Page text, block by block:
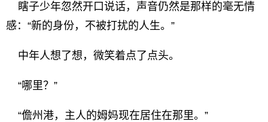
瞎子少年忽然开口说话，声音仍然是那样的毫无情
感：“新的身份，不被打扰的人生。”
中年人想了想，微笑着点了点头。
“哪里？”
“儋州港，主人的姆妈现在居住在那里。”